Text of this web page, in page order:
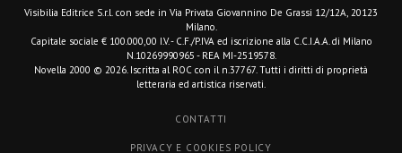
Visibilia Editrice S.r.l. con sede in Via Privata Giovannino De Grassi 12/12A, 20123
Milano.
Capitale sociale € 100.000,00 I.V. - C.F./P.IVA ed iscrizione alla C.C.I.A.A. di Milano
N.10269990965 - REA MI-2519578.
Novella 2000 © 2026. Iscritta al ROC con il n.37767. Tutti i diritti di proprietà
letteraria ed artistica riservati.
CONTATTI
PRIVACY E COOKIES POLICY